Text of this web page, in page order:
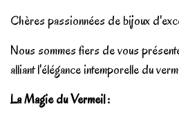
Chères passionnées de bijoux
Nous sommes fiers de vous
alliant l'élégance intemporelle du
La Magie du Vermeil :